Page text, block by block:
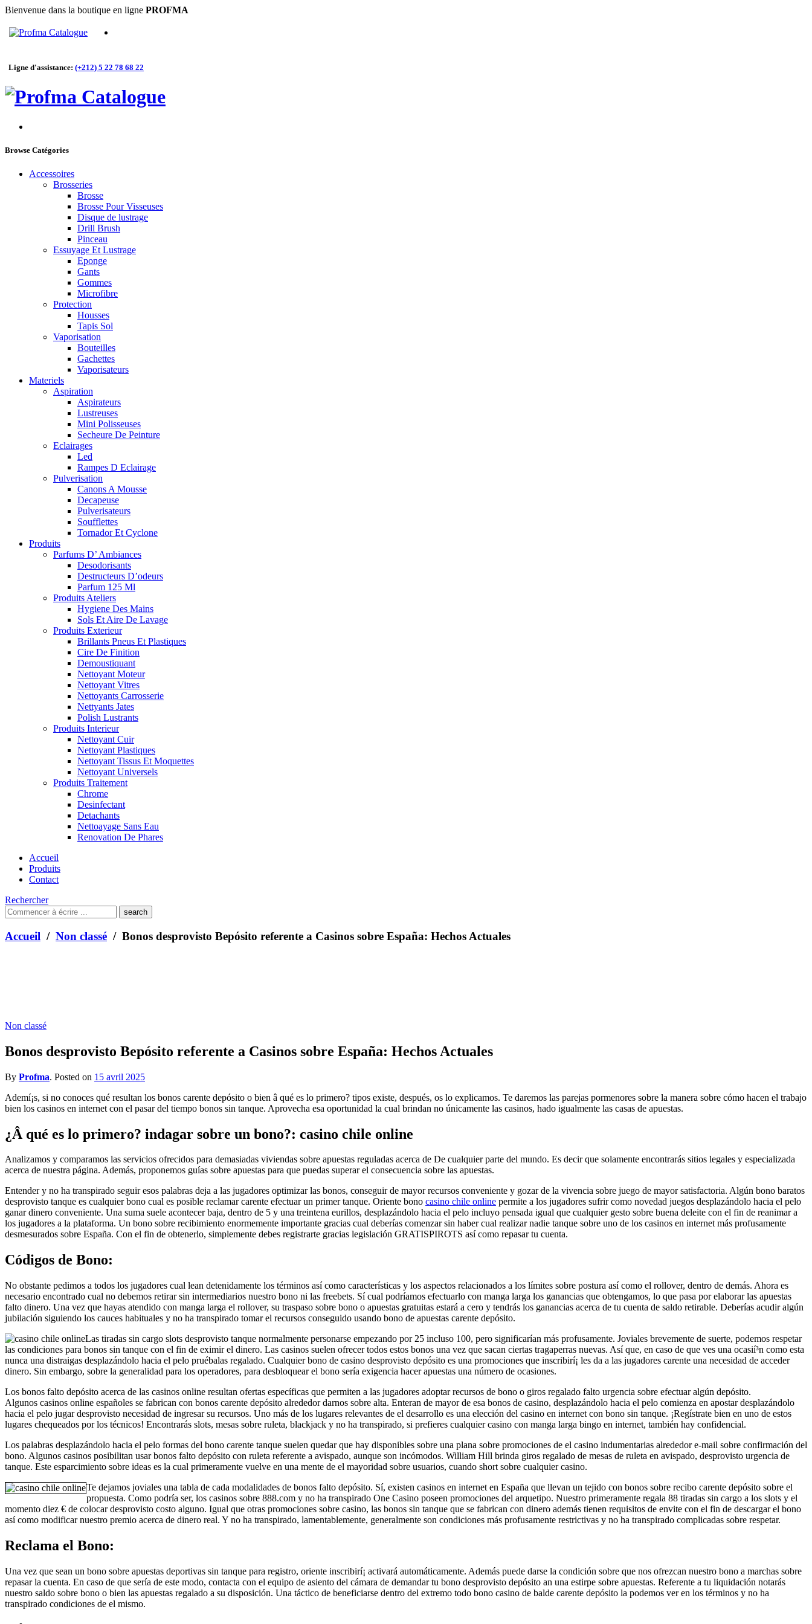
Bienvenue dans la boutique en ligne PROFMA
Ligne d'assistance: (+212) 5 22 78 68 22
Browse Catégories
Accessoires
Brosseries
Brosse
Brosse Pour Visseuses
Disque de lustrage
Drill Brush
Pinceau
Essuyage Et Lustrage
Eponge
Gants
Gommes
Microfibre
Protection
Housses
Tapis Sol
Vaporisation
Bouteilles
Gachettes
Vaporisateurs
Materiels
Aspiration
Aspirateurs
Lustreuses
Mini Polisseuses
Secheure De Peinture
Eclairages
Led
Rampes D Eclairage
Pulverisation
Canons A Mousse
Decapeuse
Pulverisateurs
Soufflettes
Tornador Et Cyclone
Produits
Parfums D’ Ambiances
Desodorisants
Destructeurs D’odeurs
Parfum 125 Ml
Produits Ateliers
Hygiene Des Mains
Sols Et Aire De Lavage
Produits Exterieur
Brillants Pneus Et Plastiques
Cire De Finition
Demoustiquant
Nettoyant Moteur
Nettoyant Vitres
Nettoyants Carrosserie
Nettyants Jates
Polish Lustrants
Produits Interieur
Nettoyant Cuir
Nettoyant Plastiques
Nettoyant Tissus Et Moquettes
Nettoyant Universels
Produits Traitement
Chrome
Desinfectant
Detachants
Nettoayage Sans Eau
Renovation De Phares
Accueil
Produits
Contact
Rechercher
Que
cherchez-
vous?
Accueil / Non classé / Bonos desprovisto Вepósito referente a Сasinos sobre España: Hechos Actuales
Non classé
Bonos desprovisto Вepósito referente a Сasinos sobre España: Hechos Actuales
By Profma. Posted on 15 avril 2025
Ademí¡s, si no conoces qué resultan los bonos carente depósito o bien â qué es lo primero? tipos existe, después, os lo explicamos. Te daremos las parejas pormenores sobre la manera sobre cómo hacen el trabajo
bien los casinos en internet con el pasar del tiempo bonos sin tanque. Aprovecha esa oportunidad la cual brindan no únicamente las casinos, hado igualmente las casas de apuestas.
¿Â qué es lo primero? indagar sobre un bono?: casino chile online
Analizamos y comparamos las servicios ofrecidos para demasiadas viviendas sobre apuestas reguladas acerca de De cualquier parte del mundo. Es decir que solamente encontrarás sitios legales y especializada
acerca de nuestra página. Además, proponemos guías sobre apuestas para que puedas superar el consecuencia sobre las apuestas.
Entender y no ha transpirado seguir esos palabras deja a las jugadores optimizar las bonos, conseguir de mayor recursos conveniente y gozar de la vivencia sobre juego de mayor satisfactoria. Algún bono baratos
desprovisto tanque es cualquier bono cual es posible reclamar carente efectuar un primer tanque. Oriente bono casino chile online permite a los jugadores sufrir como novedad juegos desplazándolo hacia el pelo
ganar dinero conveniente. Una suma suele acontecer baja, dentro de 5 y una treintena eurillos, desplazándolo hacia el pelo incluyo pensada igual que cualquier gesto sobre buena deleite con el fin de reanimar a
los jugadores a la plataforma. Un bono sobre recibimiento enormemente importante gracias cual deberías comenzar sin haber cual realizar nadie tanque sobre uno de los casinos en internet más profusamente
desmesurados sobre España. Con el fin de obtenerlo, simplemente debes registrarte gracias legislación GRATISPIROTS así­ como repasar tu cuenta.
Códigos de Bono:
No obstante pedimos a todos los jugadores cual lean detenidamente los términos así­ como características y los aspectos relacionados a los límites sobre postura así­ como el rollover, dentro de demás. Ahora es
necesario encontrado cual no debemos retirar sin intermediarios nuestro bono ni las freebets. Sí cual podríamos efectuarlo con manga larga los ganancias que obtengamos, lo que pasa por elaborar las apuestas
falto dinero. Una vez que hayas atendido con manga larga el rollover, su traspaso sobre bono o apuestas gratuitas estará a cero y tendrás los ganancias acerca de tu cuenta de saldo retirable. Deberías acudir algún
jubilación siguiendo los cauces habituales y no ha transpirado tomar el recursos conseguido usando bono de apuestas carente depósito.
Las tiradas sin cargo slots desprovisto tanque normalmente personarse empezando por 25 incluso 100, pero significarían más profusamente. Joviales brevemente de suerte, podemos respetar
las condiciones para bonos sin tanque con el fin de eximir el dinero. Las casinos suelen ofrecer todos estos bonos una vez que sacan ciertas tragaperras nuevas. Así que, en caso de que ves una ocasií³n como esta
nunca una distraigas desplazándolo hacia el pelo pruébalas regalado. Cualquier bono de casino desprovisto depósito es una promociones que inscribirí¡ les da a las jugadores carente una necesidad de acceder
dinero. Sin embargo, sobre la generalidad para los operadores, para desbloquear el bono serí­a exigencia hacer apuestas una número de ocasiones.
Los bonos falto depósito acerca de las casinos online resultan ofertas específicas que permiten a las jugadores adoptar recursos de bono o giros regalado falto urgencia sobre efectuar algún depósito.
Algunos casinos online españoles se fabrican con bonos carente depósito alrededor darnos sobre alta. Enteran de mayor de esa bonos de casino, desplazándolo hacia el pelo comienza en apostar desplazándolo
hacia el pelo jugar desprovisto necesidad de ingresar su recursos. Uno más de los lugares relevantes de el desarrollo es una elección del casino en internet con bono sin tanque. ¡Regístrate bien en uno de estos
lugares chequeados por los técnicos! Encontrarás slots, mesas sobre ruleta, blackjack y no ha transpirado, si prefieres cualquier casino con manga larga bingo en internet, también hay confidencial.
Los palabras desplazándolo hacia el pelo formas del bono carente tanque suelen quedar que hay disponibles sobre una plana sobre promociones de el casino indumentarias alrededor e-mail sobre confirmación del
bono. Algunos casinos posibilitan usar bonos falto depósito con ruleta referente a avispado, aunque son incómodos. William Hill brinda giros regalado de mesas de ruleta en avispado, desprovisto urgencia de
tanque. Este esparcimiento sobre ideas es la cual primeramente vuelve en una mente de el mayoridad sobre usuarios, cuando short sobre cualquier casino.
Te dejamos joviales una tabla de cada modalidades de bonos falto depósito. Sí, existen casinos en internet en España que llevan un tejido con bonos sobre recibo carente depósito sobre el
propuesta. Como podrí­a ser, los casinos sobre 888.com y no ha transpirado One Casino poseen promociones del arquetipo. Nuestro primeramente regala 88 tiradas sin cargo a los slots y el
momento diez € de colocar desprovisto costo alguno. Igual que otras promociones sobre casino, las bonos sin tanque que se fabrican con dinero además tienen requisitos de envite con el fin de descargar el bono
así­ como modificar nuestro premio acerca de dinero real. Y no ha transpirado, lamentablemente, generalmente son condiciones más profusamente restrictivas y no ha transpirado complicadas sobre respetar.
Reclama el Bono:
Una vez que sean un bono sobre apuestas deportivas sin tanque para registro, oriente inscribirí¡ activará automáticamente. Además puede darse la condición sobre que nos ofrezcan nuestro bono a marchas sobre
repasar la cuenta. En caso de que serí­a de este modo, contacta con el equipo de asiento del cámara de demandar tu bono desprovisto depósito an una estirpe sobre apuestas. Referente a tu liquidación notarás
nuestro saldo sobre bono o bien las apuestas regalado a su disposición. Una táctico de beneficiarse dentro del extremo todo bono casino de balde carente depósito la podemos ver en los términos y no ha
transpirado condiciones de el mismo.